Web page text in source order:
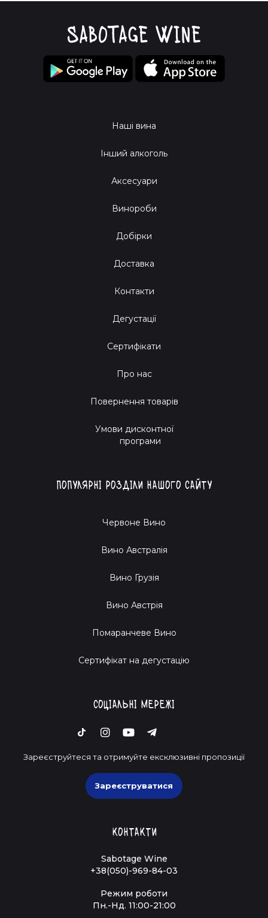
Наші вина
Інший алкоголь
Аксесуари
Винороби
Добірки
Доставка
Контакти
Дегустації
Сертифікати
Про нас
Повернення товарів
Умови дисконтної
програми
Популярні розділи нашого сайту
Червоне Вино
Вино Австралія
Вино Грузія
Вино Австрія
Помаранчеве Вино
Cертифікат на дегустацію
Соціальні мережі
Зареєструйтеся та отримуйте ексклюзивні пропозиції
Зареєструватися
Контакти
Sabotage Wine
+38(050)-969-84-03
Режим роботи
Пн.-Нд. 11:00-21:00